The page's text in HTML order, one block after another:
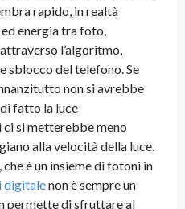
rapido, in realtà
energia tra foto,
l’algoritmo,
sblocco del telefono. Se
non si avrebbe
fatto la luce
ci si metterebbe meno
alla velocità della luce.
è un insieme di fotoni in
digitalenon è sempre un
permette di sfruttare al